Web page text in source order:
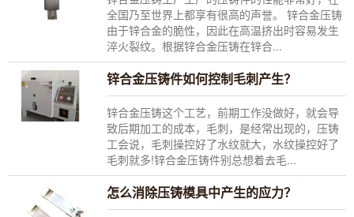
全国乃至世界上都享有很高的声誉。 锌合金压铸
由于锌合金的脆性，因此在高温挤出时容易发生
淬火裂纹。根据锌合金压铸在锌合...
锌合金压铸件如何控制毛刺产生？
锌合金压铸这个工艺，前期工作没做好，就会导
致后期加工的成本，毛刺，是经常出现的，压铸
工会说，毛刺操控好了水纹就大，水纹操控好了
毛刺就多!锌合金压铸件别总想着去毛...
怎么消除压铸模具中产生的应力？